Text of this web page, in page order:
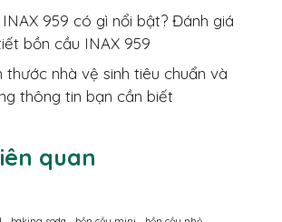
959 có gì nổi bật? Đánh giá
bồn cầu INAX 959
thước nhà vệ sinh tiêu chuẩn và
thông tin bạn cần biết
quan